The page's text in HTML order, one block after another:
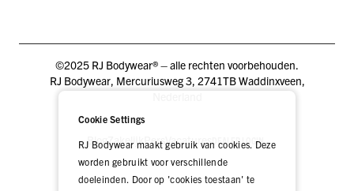
©2025 RJ Bodywear® – alle rechten voorbehouden.
RJ Bodywear, Mercuriusweg 3, 2741TB Waddinxveen,
BlogZakelijkPers Vacatures DEALER LOGIN
Cookie Settings
RJ Bodywear maakt gebruik van cookies. Deze
worden gebruikt voor verschillende
doeleinden. Door op 'cookies toestaan' te